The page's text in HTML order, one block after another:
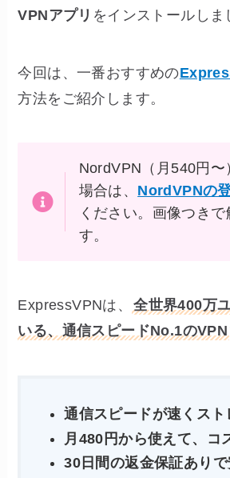
VPNアプリ をインストールしま
今回は、一番おすすめの
方法をご紹介します。
NordVPN（月540円〜
場合は、 NordVPNの
ください。画像つきで
す。
ExpressVPNは、 全世界400万
いる、通信スピードNo.1のVPN
通信スピードが速くスト
月480円から使えて、コ
30日間の返金保証あり